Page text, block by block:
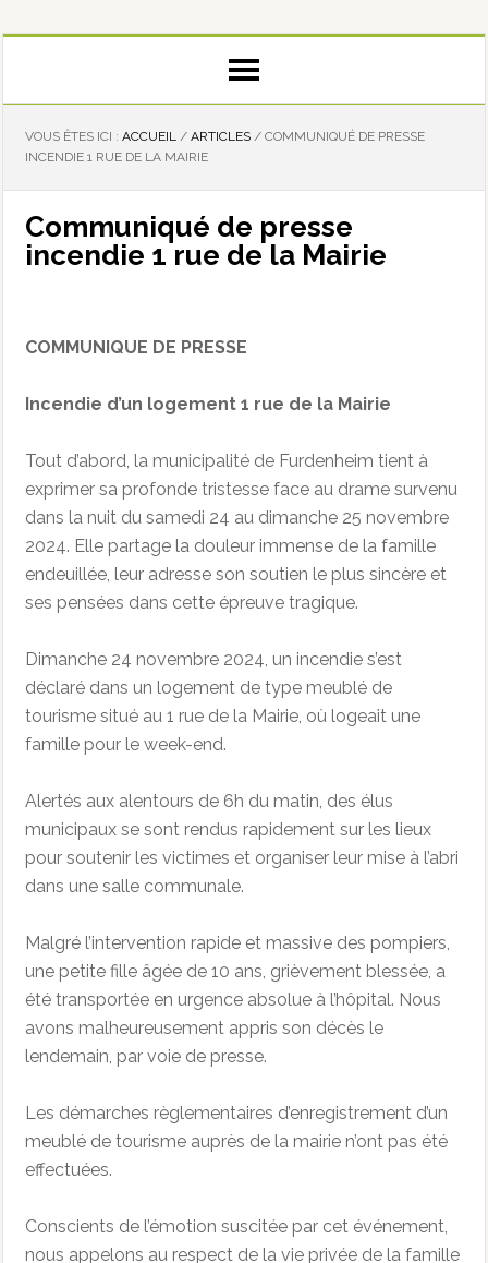
VOUS ÊTES ICI :ACCUEIL / ARTICLES / COMMUNIQUÉ DE PRESSE
INCENDIE 1 RUE DE LA MAIRIE
Communiqué de presse
incendie 1 rue de la Mairie
COMMUNIQUE DE PRESSE
Incendie d’un logement 1 rue de la Mairie
Tout d’abord, la municipalité de Furdenheim tient à
exprimer sa profonde tristesse face au drame survenu
dans la nuit du samedi 24 au dimanche 25 novembre
2024. Elle partage la douleur immense de la famille
endeuillée, leur adresse son soutien le plus sincère et
ses pensées dans cette épreuve tragique.
Dimanche 24 novembre 2024, un incendie s’est
déclaré dans un logement de type meublé de
tourisme situé au 1 rue de la Mairie, où logeait une
famille pour le week-end.
Alertés aux alentours de 6h du matin, des élus
municipaux se sont rendus rapidement sur les lieux
pour soutenir les victimes et organiser leur mise à l’abri
dans une salle communale.
Malgré l’intervention rapide et massive des pompiers,
une petite fille âgée de 10 ans, grièvement blessée, a
été transportée en urgence absolue à l’hôpital. Nous
avons malheureusement appris son décès le
lendemain, par voie de presse.
Les démarches règlementaires d’enregistrement d’un
meublé de tourisme auprès de la mairie n’ont pas été
effectuées.
Conscients de l’émotion suscitée par cet événement,
nous appelons au respect de la vie privée de la famille